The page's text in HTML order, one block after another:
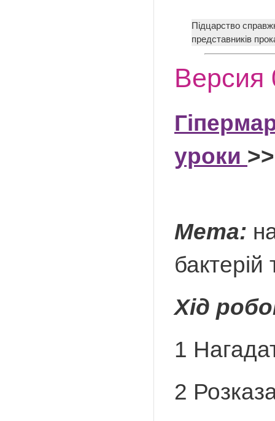
Підцарство
представників
Версия
уроки
Мета:
бактерій
Хід
1
2